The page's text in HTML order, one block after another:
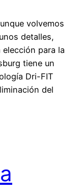
volvemos
detalles,
para la
tiene un
Dri-FIT
del